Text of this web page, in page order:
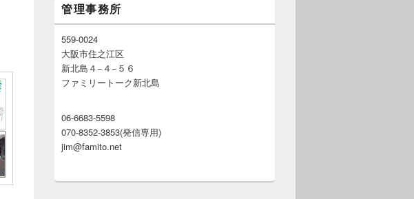
イ
ン
サ
イ
ド
バ
ジ
ェ
ッ
リ
管理事務所
559-0024
大阪市住之江区
新北島４−４−５６
ファミリートーク新北島
06-6683-5598
070-8352-3853(発信専用)
jim@famito.net